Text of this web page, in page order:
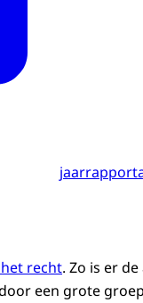
recht. Zo is er
een grote